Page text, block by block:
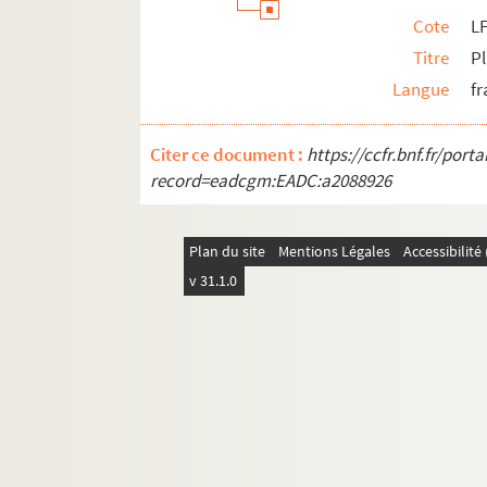
Cote
Titre
Langue
Citer ce document : https://ccfr.bnf.fr/
record=eadcgm:EADC:a2088926
Plan du site Mentions Légales
v 31.1.0